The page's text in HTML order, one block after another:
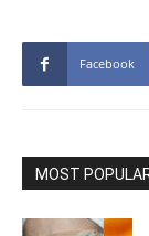
Facebook
MOST